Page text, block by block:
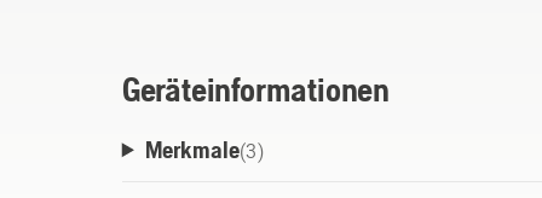
Geräteinformationen
Merkmale(3)